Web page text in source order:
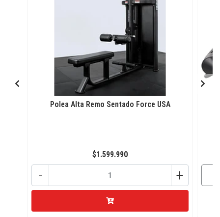
Polea Alta Remo Sentado Force USA
$1.599.990
+
-